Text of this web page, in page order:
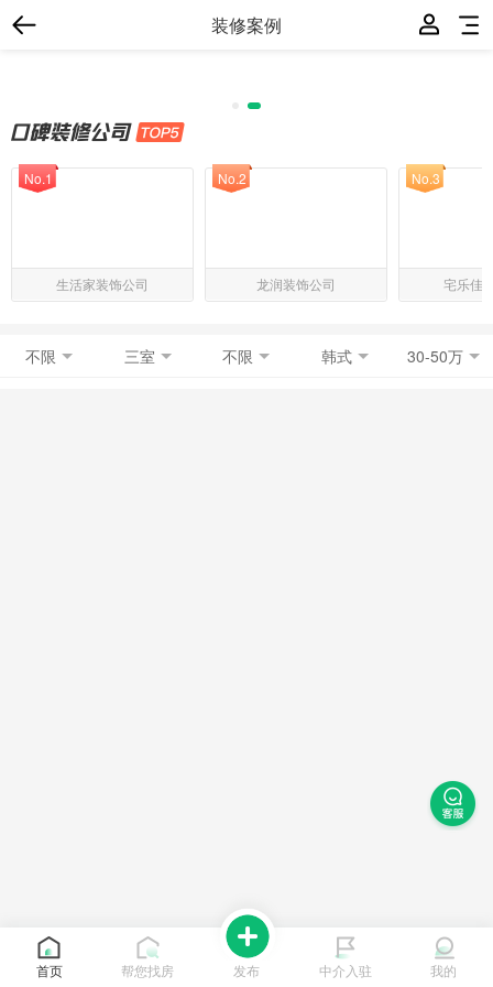
装修案例
生活家装饰公司
No.1
龙润装饰公司
No.2
宅乐佳
No.3
不限 三室 不限 韩式 30-50万
首页 帮您找房 发布 中介入驻 我的